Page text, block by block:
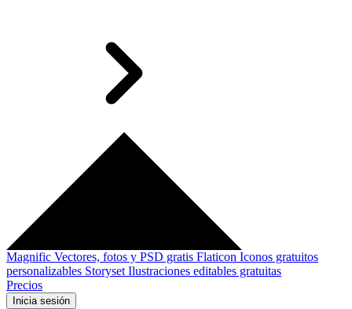
Magnific Vectores, fotos y PSD gratis Flaticon Iconos gratuitos
personalizables Storyset Ilustraciones editables gratuitas
Precios
Inicia sesión